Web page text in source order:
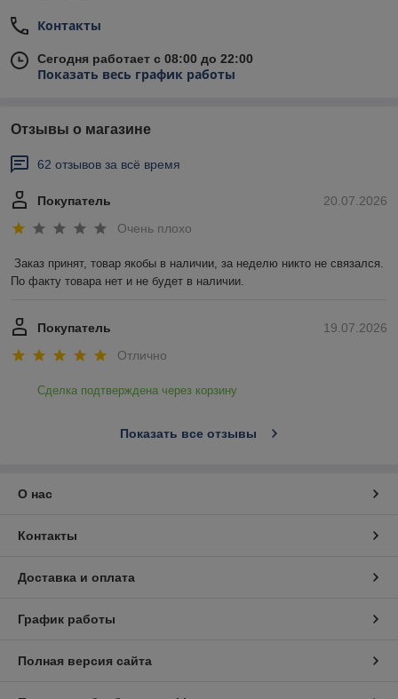
Контакты
Сегодня работает с 08:00 до 22:00
Показать весь график работы
Отзывы о магазине
62 отзывов за всё время
20.07.2026
Покупатель
Очень плохо
Заказ принят, товар якобы в наличии, за неделю никто не связался.
По факту товара нет и не будет в наличии.
19.07.2026
Покупатель
Отлично
Сделка подтверждена через корзину
Показать все отзывы
О нас
Контакты
Доставка и оплата
График работы
Полная версия сайта